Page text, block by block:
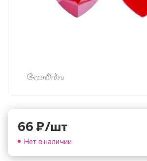
66₽/шт
Нет в наличии